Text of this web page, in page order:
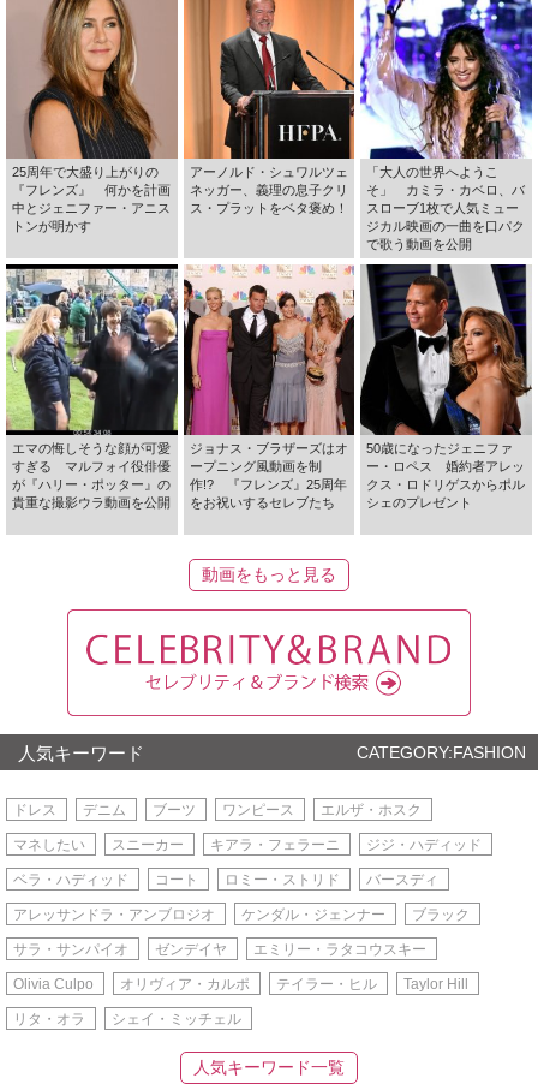
25周年で大盛り上がりの
『フレンズ』 何かを計画
中とジェニファー・アニス
トンが明かす
アーノルド・シュワルツェ
ネッガー、義理の息子クリ
ス・プラットをベタ褒め！
「大人の世界へようこ
そ」 カミラ・カベロ、バ
スローブ1枚で人気ミュー
ジカル映画の一曲を口パク
で歌う動画を公開
エマの悔しそうな顔が可愛
すぎる マルフォイ役俳優
が『ハリー・ポッター』の
貴重な撮影ウラ動画を公開
ジョナス・ブラザーズはオ
ープニング風動画を制
作!? 『フレンズ』25周年
をお祝いするセレブたち
50歳になったジェニファ
ー・ロペス 婚約者アレッ
クス・ロドリゲスからポル
シェのプレゼント
動画をもっと見る
人気キーワード CATEGORY:FASHION
ドレス デニム ブーツ ワンピース エルザ・ホスク
マネしたい スニーカー キアラ・フェラーニ ジジ・ハディッド
ベラ・ハディッド コート ロミー・ストリド バースディ
アレッサンドラ・アンブロジオ ケンダル・ジェンナー ブラック
サラ・サンパイオ ゼンデイヤ エミリー・ラタコウスキー
Olivia Culpo オリヴィア・カルポ テイラー・ヒル Taylor Hill
リタ・オラ シェイ・ミッチェル
人気キーワード一覧